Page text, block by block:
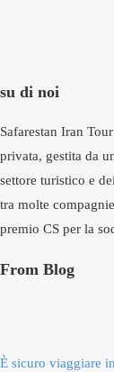
su di noi
Safarestan Iran
privata, gestita da
settore turistico e
tra molte
premio CS per la
From Blog
È sicuro viaggiare